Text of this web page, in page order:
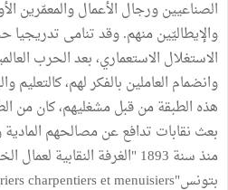
الصناعيين ورجال الأعمال والمعمّرين
والإيطاليّين منهم. وقد تنامى
الاستغلال الاستعماري، بعد الحرب
وانضمام العاملين بالفكر لهم،
هذه الطبقة من قبل مشغليهم، كان من
بعث نقابات تدافع عن مصالحهم المادية
منذ سنة 1893 "الغرفة النقابية